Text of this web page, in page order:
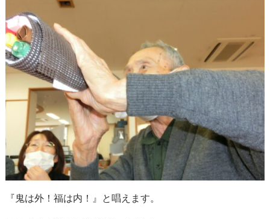
『鬼は外！福は内！』と唱えます。